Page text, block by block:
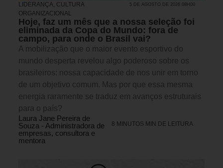
LIDERANÇA CULTURA
ORGANIZACIONAL
5 DE AGOSTO DE 2026 08H00
Hoje, faz um mês que a nossa seleção foi
eliminada da Copa do Mundo: fora de
campo, para onde o Brasil vai?
A mobilização que o maior evento esportivo do
mundo desperta revelou algo poderoso sobre os
brasileiros: nossa capacidade de nos unir em torno
de um objetivo comum. Mas por que essa mesma
energia raramente se traduz em avanços estruturais
para o país?
Laura Jane Pereira de
Souza - Administradora de
empresas, consultora e
mentora
8 MINUTOS MIN DE LEITURA